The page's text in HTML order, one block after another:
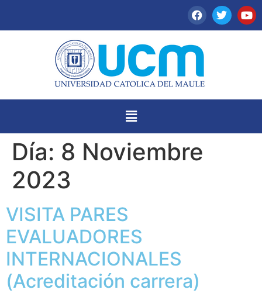
Día: 8 Noviembre
2023
VISITA PARES
EVALUADORES
INTERNACIONALES
(Acreditación carrera)